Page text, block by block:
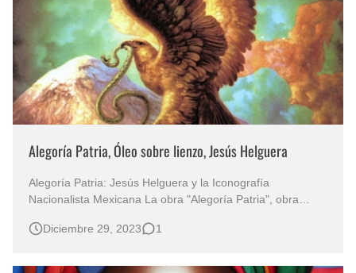
Alegoría Patria, Óleo sobre lienzo, Jesús Helguera
Alegoría Patria: Jesús Helguera y la Iconografía
Nacionalista Mexicana La obra "Alegoría Patria", obra
Helguera, emerge como una poderosa manifestación
México. Esta composición, …
Diciembre 29, 2023 1